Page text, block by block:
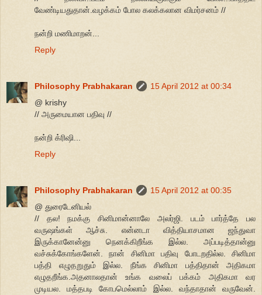
வேண்டியதுதான்.வழக்கம் போல கலக்கலான விமர்சனம் //
நன்றி மணிமாறன்...
Reply
Philosophy Prabhakaran
15 April 2012 at 00:34
@ krishy
// அருமையான பதிவு //
நன்றி க்ரிஷி...
Reply
Philosophy Prabhakaran
15 April 2012 at 00:35
@ துரைடேனியல்
// தல! நமக்கு சினிமான்னாலே அலர்ஜி. படம் பார்த்தே பல
வருஷங்கள் ஆச்சு. என்னடா வித்தியாசமான ஜந்துவா
இருக்கானேன்னு நெனக்கிறீங்க இல்ல. அப்படித்தான்னு
வச்சுக்கோங்களேன். நான் சினிமா பதிவு போடறதில்ல. சினிமா
பத்தி எழுதறுதும் இல்ல. நீங்க சினிமா பத்திதான் அதிகமா
எழுதறீங்க.அதனாலதான் உங்க வலைப் பக்கம் அதிகமா வர
முடியல. மத்தபடி கோபமெல்லாம் இல்ல. வந்தாதான் வருவேன்.